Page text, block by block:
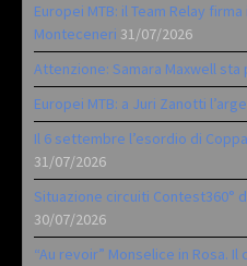
Europei MTB: il Team Relay
Monteceneri 31/07/2026
Attenzione: Samara Maxwell
Europei MTB: a Juri Zanotti
Il 6 settembre l’esordio di
31/07/2026
Situazione circuiti Contest360°
30/07/2026
“Au revoir” Monselice in Rosa.